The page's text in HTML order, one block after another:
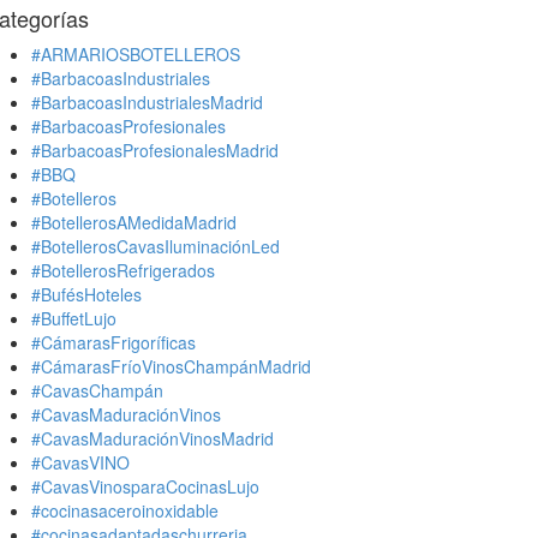
#ARMARIOSBOTELLEROS
#BarbacoasIndustriales
#BarbacoasIndustrialesMadrid
#BarbacoasProfesionales
#BarbacoasProfesionalesMadrid
#BBQ
#Botelleros
#BotellerosAMedidaMadrid
#BotellerosCavasIluminaciónLed
#BotellerosRefrigerados
#BufésHoteles
#BuffetLujo
#CámarasFrigoríficas
#CámarasFríoVinosChampánMadrid
#CavasChampán
#CavasMaduraciónVinos
#CavasMaduraciónVinosMadrid
#CavasVINO
#CavasVinosparaCocinasLujo
#cocinasaceroinoxidable